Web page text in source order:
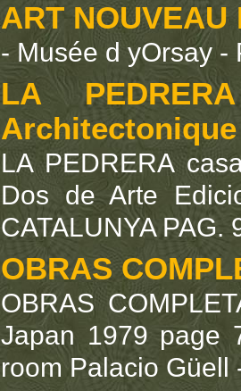
ART NOUVEAU
- Musée d yOrsay -
LA
Architectonique
LA PEDRERA
Dos de Arte
CATALUNYA PAG.
OBRAS
OBRAS
Japan 1979 page
room Palacio Güell